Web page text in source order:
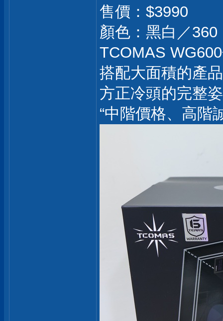
售價：$3990
顏色：黑白／360
TCOMAS
搭配大面積的產
方正冷頭的完整
“中階價格、高階